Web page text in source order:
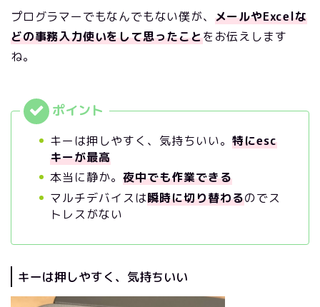
プログラマーでもなんでもない僕が、 メールやExcelな
どの事務入力使いをして思ったことをお伝えします
ね。
キーは押しやすく、気持ちいい。 特にesc
キーが最高
本当に静か。 夜中でも作業できる
マルチデバイスは瞬時に切り替わるのでス
トレスがない
キーは押しやすく、気持ちいい